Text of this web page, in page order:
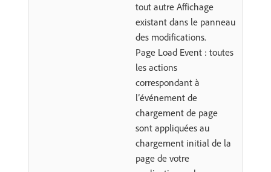
tout autre Affichage
existant dans le panneau
des modifications.
Page Load Event : toutes
les actions
correspondant à
l’événement de
chargement de page
sont appliquées au
chargement initial de la
page de votre